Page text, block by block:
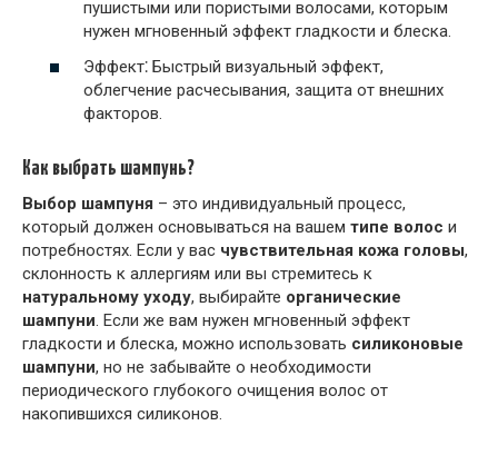
пушистыми или пористыми волосами, которым
нужен мгновенный эффект гладкости и блеска.
Эффект⁚ Быстрый визуальный эффект,
облегчение расчесывания, защита от внешних
факторов.
Как выбрать шампунь?
Выбор шампуня – это индивидуальный процесс,
который должен основываться на вашем типе волос и
потребностях. Если у вас чувствительная кожа головы,
склонность к аллергиям или вы стремитесь к
натуральному уходу, выбирайте органические
шампуни . Если же вам нужен мгновенный эффект
гладкости и блеска, можно использовать силиконовые
шампуни, но не забывайте о необходимости
периодического глубокого очищения волос от
накопившихся силиконов.